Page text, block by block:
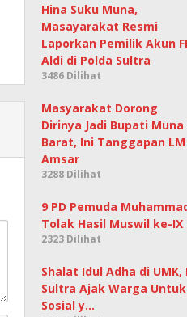
Hina Suku Muna,
Masayarakat Resmi
Laporkan Pemilik Akun
Aldi di Polda Sultra
3486 Dilihat
Masyarakat Dorong
Dirinya Jadi Bupati Muna
Barat, Ini Tanggapan LM
Amsar
3288 Dilihat
9 PD Pemuda
Tolak Hasil Muswil ke-IX
2323 Dilihat
Shalat Idul Adha di UMK,
Sultra Ajak Warga
Sosial y…